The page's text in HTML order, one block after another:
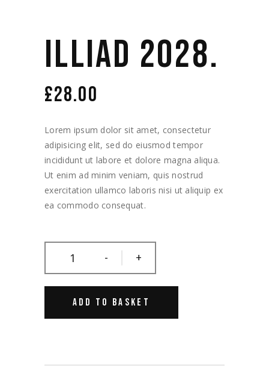
ILLIAD 2028.
£28.00
Lorem ipsum dolor sit amet, consectetur
adipisicing elit, sed do eiusmod tempor
incididunt ut labore et dolore magna aliqua.
Ut enim ad minim veniam, quis nostrud
exercitation ullamco laboris nisi ut aliquip ex
ea commodo consequat.
- +
ADD TO BASKET